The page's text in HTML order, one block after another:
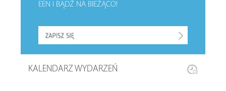
EEN I BĄDŹ NA BIEŻĄCO!
KALENDARZ WYDARZEŃ